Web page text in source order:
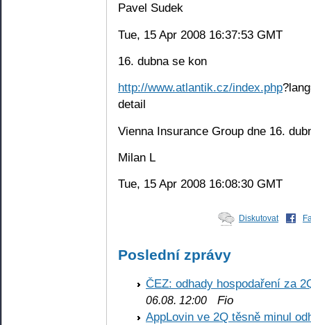
Pavel Sudek
Tue, 15 Apr 2008 16:37:53 GMT
16. dubna se kon
http://www.atlantik.cz/index.php
detail
Vienna Insurance Group dne 16.
Milan L
Tue, 15 Apr 2008 16:08:30 GMT
Diskutovat
Poslední zprávy
ČEZ: odhady hospodaření za
06.08. 12:00 Fio
AppLovin ve 2Q těsně minul